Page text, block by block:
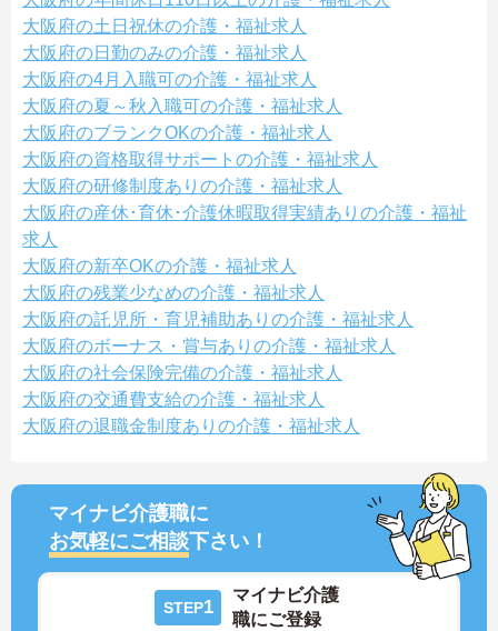
大阪府の土日祝休の介護・福祉求人
大阪府の日勤のみの介護・福祉求人
大阪府の4月入職可の介護・福祉求人
大阪府の夏～秋入職可の介護・福祉求人
大阪府のブランクOKの介護・福祉求人
大阪府の資格取得サポートの介護・福祉求人
大阪府の研修制度ありの介護・福祉求人
大阪府の産休･育休･介護休暇取得実績ありの介護・福祉
求人
大阪府の新卒OKの介護・福祉求人
大阪府の残業少なめの介護・福祉求人
大阪府の託児所・育児補助ありの介護・福祉求人
大阪府のボーナス・賞与ありの介護・福祉求人
大阪府の社会保険完備の介護・福祉求人
大阪府の交通費支給の介護・福祉求人
大阪府の退職金制度ありの介護・福祉求人
マイナビ介護職に
お気軽にご相談下さい！
STEP1
マイナビ介護
職にご登録